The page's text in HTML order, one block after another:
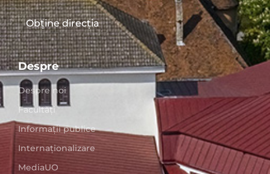
Obține direcția
Despre
Despre noi
Facultăți
Informații publice
Internaționalizare
MediaUO